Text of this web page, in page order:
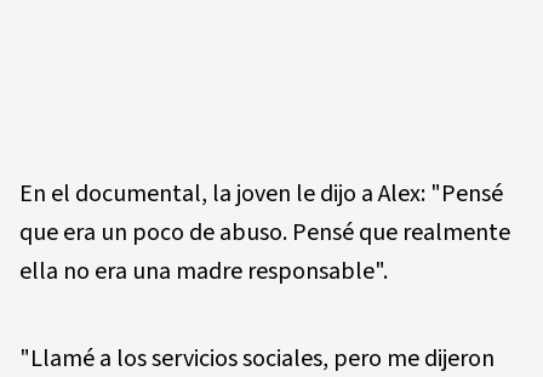
En el documental, la joven le dijo a Alex: "Pensé
que era un poco de abuso. Pensé que realmente
ella no era una madre responsable".
"Llamé a los servicios sociales, pero me dijeron